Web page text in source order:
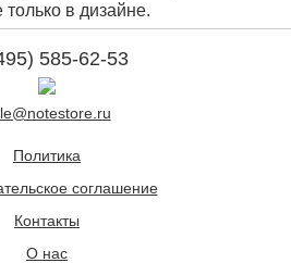
в дизайне.
585-62-53
Политика
соглашение
Контакты
О нас